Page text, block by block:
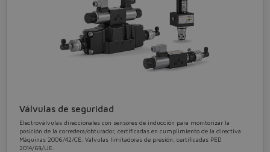
Válvulas de seguridad
Electroválvulas direccionales con sensores de inducción para monitorizar la
posición de la corredera/obturador, certificadas en cumplimiento de la directiva
Máquinas 2006/42/CE. Válvulas limitadoras de presión, certificadas PED
2014/68/UE.